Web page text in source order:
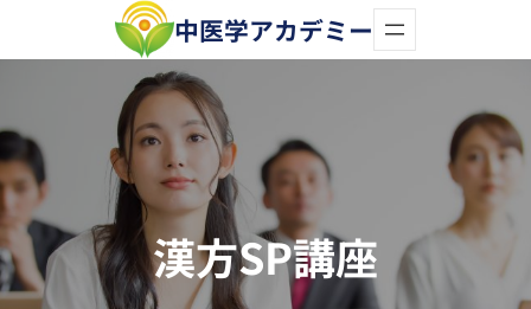
容
ス
キ
ッ
プ
中医学アカデミー
漢方SP講座